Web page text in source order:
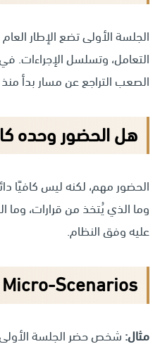
الجلسة الأولى تضع الإطار العام
التعامل، وتسلسل الإجراءات.
الصعب التراجع عن مسار بدأ
هل الحضور وحده
الحضور مهم، لكنه ليس كافيًا
وما الذي يُتخذ من قرارات، وما
عليه وفق النظام.
Micro-Scenarios من الواقع
مثال: شخص حضر الجلسة الأولى